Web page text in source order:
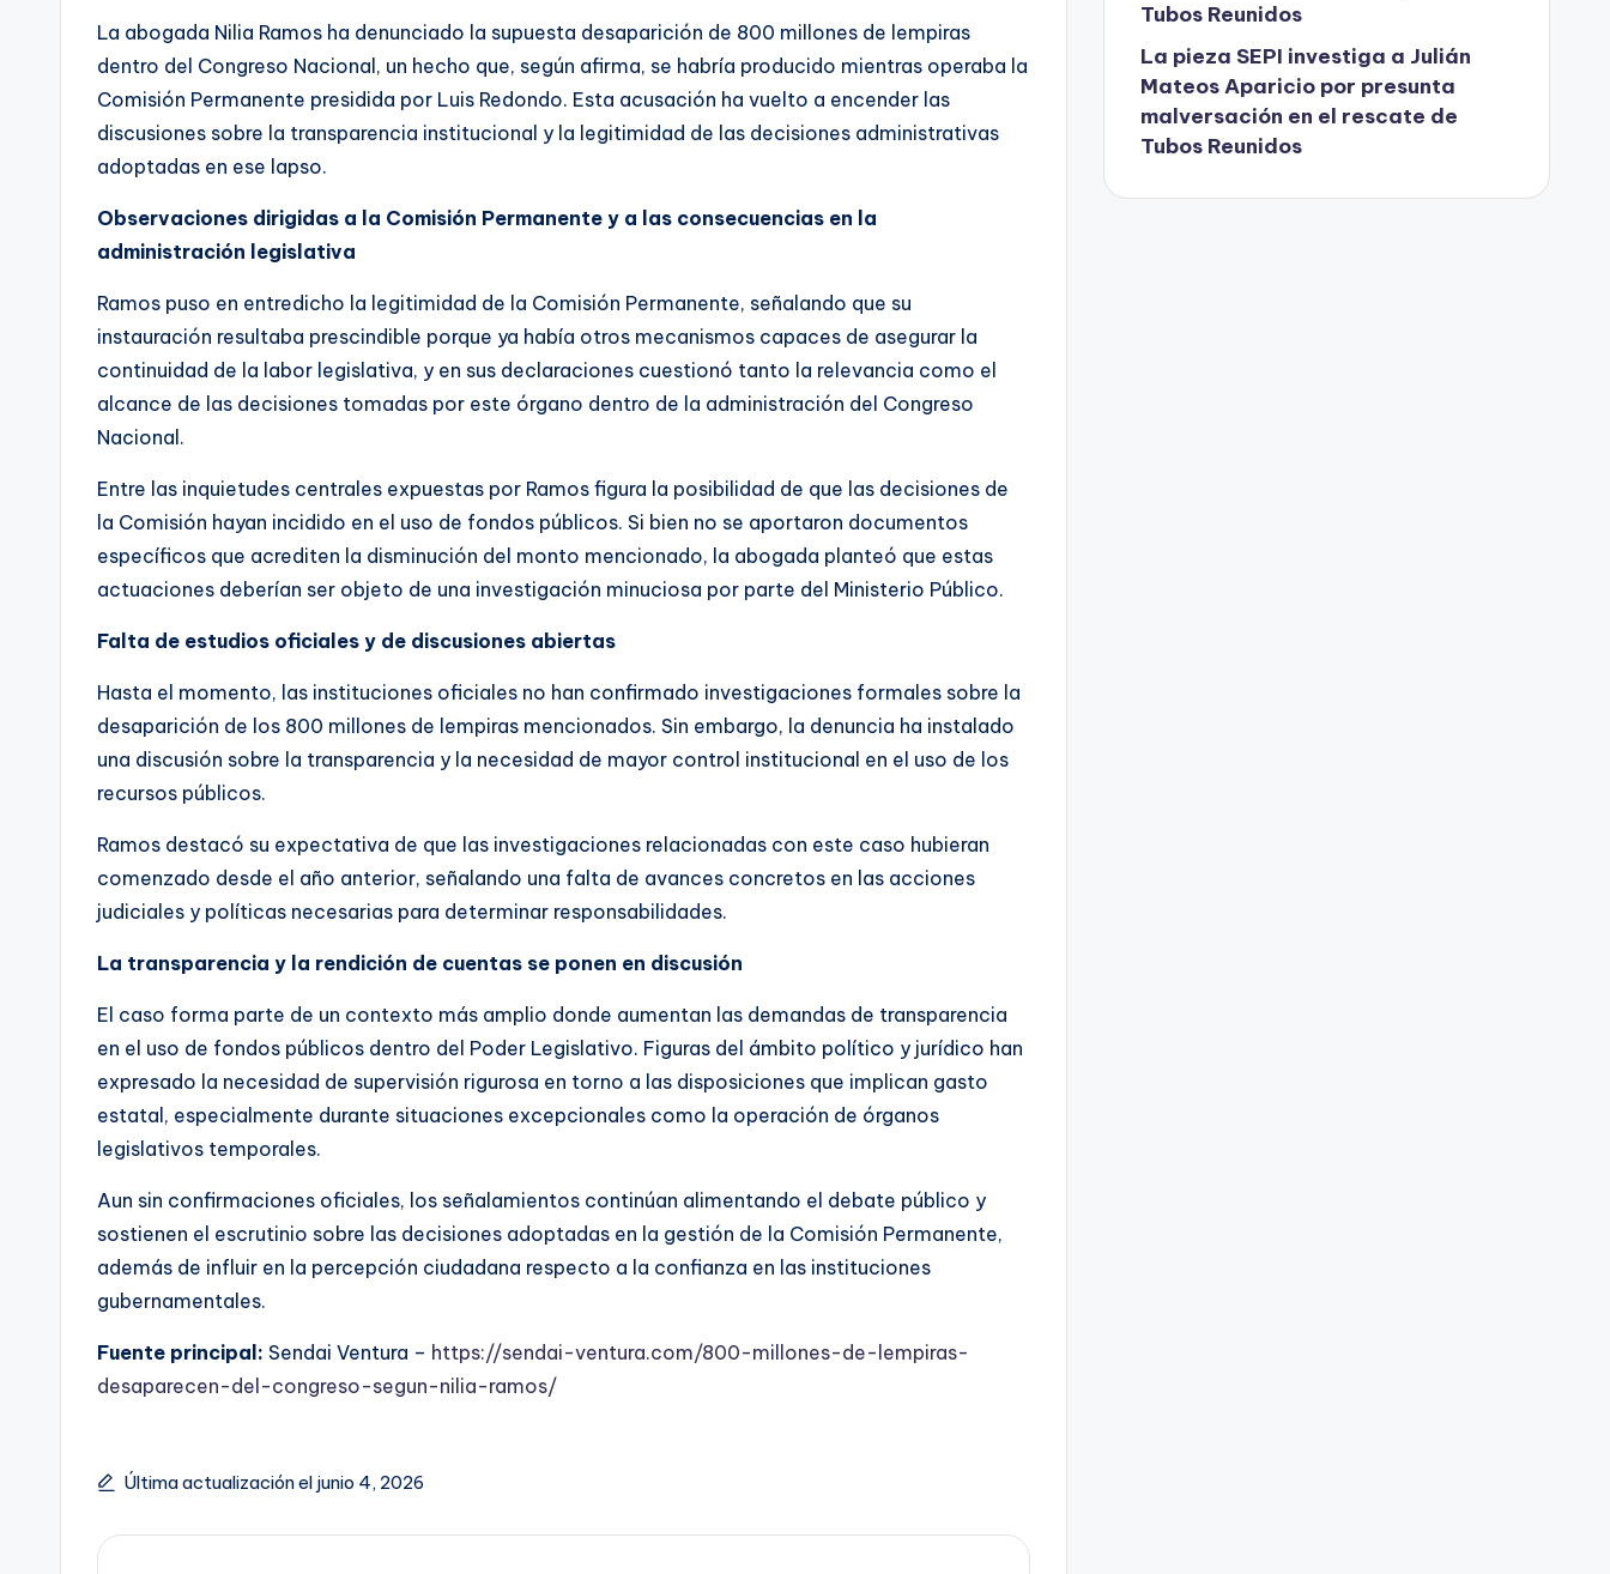
La abogada Nilia Ramos ha denunciado la supuesta desaparición de 800 millones de lempiras
dentro del Congreso Nacional, un hecho que, según afirma, se habría producido mientras operaba la
Comisión Permanente presidida por Luis Redondo. Esta acusación ha vuelto a encender las
discusiones sobre la transparencia institucional y la legitimidad de las decisiones administrativas
adoptadas en ese lapso.
Observaciones dirigidas a la Comisión Permanente y a las consecuencias en la
administración legislativa
Ramos puso en entredicho la legitimidad de la Comisión Permanente, señalando que su
instauración resultaba prescindible porque ya había otros mecanismos capaces de asegurar la
continuidad de la labor legislativa, y en sus declaraciones cuestionó tanto la relevancia como el
alcance de las decisiones tomadas por este órgano dentro de la administración del Congreso
Nacional.
Entre las inquietudes centrales expuestas por Ramos figura la posibilidad de que las decisiones de
la Comisión hayan incidido en el uso de fondos públicos. Si bien no se aportaron documentos
específicos que acrediten la disminución del monto mencionado, la abogada planteó que estas
actuaciones deberían ser objeto de una investigación minuciosa por parte del Ministerio Público.
Falta de estudios oficiales y de discusiones abiertas
Hasta el momento, las instituciones oficiales no han confirmado investigaciones formales sobre la
desaparición de los 800 millones de lempiras mencionados. Sin embargo, la denuncia ha instalado
una discusión sobre la transparencia y la necesidad de mayor control institucional en el uso de los
recursos públicos.
Ramos destacó su expectativa de que las investigaciones relacionadas con este caso hubieran
comenzado desde el año anterior, señalando una falta de avances concretos en las acciones
judiciales y políticas necesarias para determinar responsabilidades.
La transparencia y la rendición de cuentas se ponen en discusión
El caso forma parte de un contexto más amplio donde aumentan las demandas de transparencia
en el uso de fondos públicos dentro del Poder Legislativo. Figuras del ámbito político y jurídico han
expresado la necesidad de supervisión rigurosa en torno a las disposiciones que implican gasto
estatal, especialmente durante situaciones excepcionales como la operación de órganos
legislativos temporales.
Aun sin confirmaciones oficiales, los señalamientos continúan alimentando el debate público y
sostienen el escrutinio sobre las decisiones adoptadas en la gestión de la Comisión Permanente,
además de influir en la percepción ciudadana respecto a la confianza en las instituciones
gubernamentales.
Fuente principal: Sendai Ventura – https://sendai-ventura.com/800-millones-de-lempiras-
desaparecen-del-congreso-segun-nilia-ramos/
Última actualización el junio 4, 2026
Tubos Reunidos
La pieza SEPI investiga a Julián
Mateos Aparicio por presunta
malversación en el rescate de
Tubos Reunidos